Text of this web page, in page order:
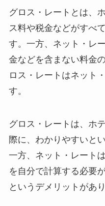
グロス・レートとは、
ス料や税金などがすべ
す。一方、ネット・レ
金などを含まない料金
ロス・レートはネット
す。
グロス・レートは、ホ
際に、わかりやすいと
一方、ネット・レート
を自分で計算する必要
というデメリットがあり